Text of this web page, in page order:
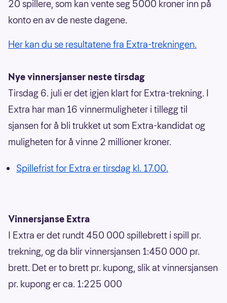
20 spillere, som kan vente seg 5000 kroner inn på
konto en av de neste dagene.
Her kan du se resultatene fra Extra-trekningen.
Nye vinnersjanser neste tirsdag
Tirsdag 6. juli er det igjen klart for Extra-trekning. I
Extra har man 16 vinnermuligheter i tillegg til
sjansen for å bli trukket ut som Extra-kandidat og
muligheten for å vinne 2 millioner kroner.
Spillefrist for Extra er tirsdag kl. 17.00.
Vinnersjanse Extra
I Extra er det rundt 450 000 spillebrett i spill pr.
trekning, og da blir vinnersjansen 1:450 000 pr.
brett. Det er to brett pr. kupong, slik at vinnersjansen
pr. kupong er ca. 1:225 000